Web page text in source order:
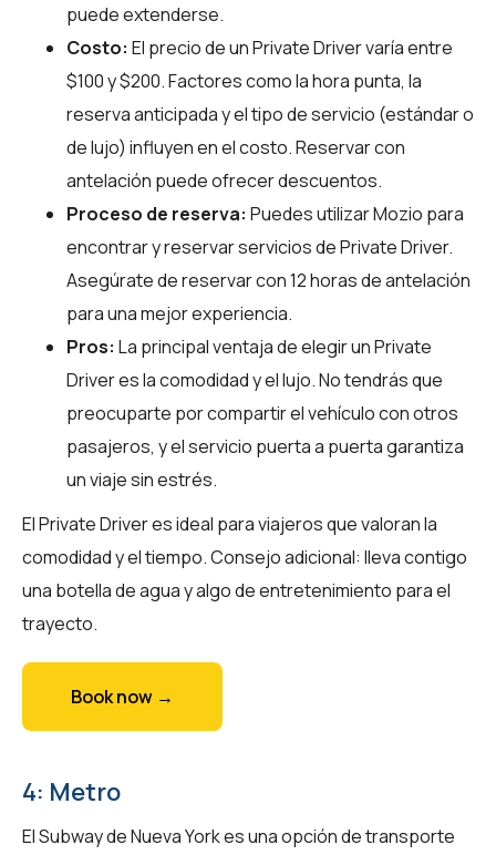
puede extenderse.
Costo: El precio de un Private Driver varía entre
$100 y $200. Factores como la hora punta, la
reserva anticipada y el tipo de servicio (estándar o
de lujo) influyen en el costo. Reservar con
antelación puede ofrecer descuentos.
Proceso de reserva: Puedes utilizarMozio para
encontrar y reservar servicios de Private Driver.
Asegúrate de reservar con 12 horas de antelación
para una mejor experiencia.
Pros: La principal ventaja de elegir un Private
Driver es la comodidad y el lujo. No tendrás que
preocuparte por compartir el vehículo con otros
pasajeros, y el servicio puerta a puerta garantiza
un viaje sin estrés.
El Private Driver es ideal para viajeros que valoran la
comodidad y el tiempo. Consejo adicional: lleva contigo
una botella de agua y algo de entretenimiento para el
trayecto.
Book now →
4: Metro
El Subway de Nueva York es una opción de transporte